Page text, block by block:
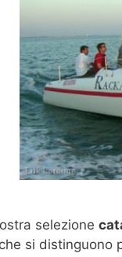
selezione
si distinguono